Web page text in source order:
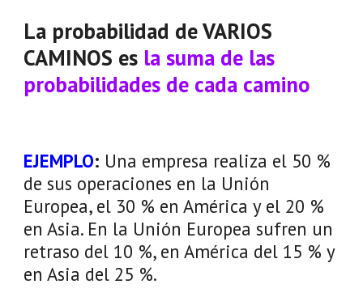
La probabilidad de VARIOS
CAMINOS es la suma de las
probabilidades de cada camino
EJEMPLO: Una empresa realiza el 50 %
de sus operaciones en la Unión
Europea, el 30 % en América y el 20 %
en Asia. En la Unión Europea sufren un
retraso del 10 %, en América del 15 % y
en Asia del 25 %.